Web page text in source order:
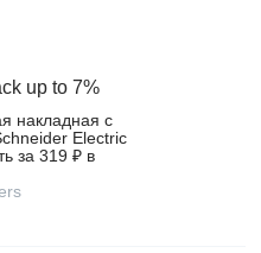
up to 7%
накладная с
Electric
за 319 ₽ в